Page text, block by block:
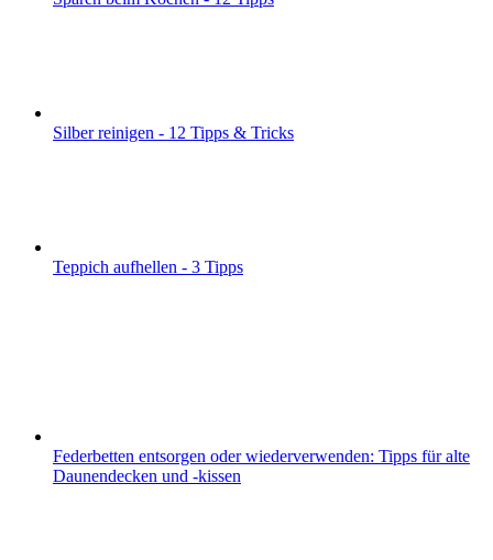
Silber reinigen - 12 Tipps & Tricks
Teppich aufhellen - 3 Tipps
Federbetten entsorgen oder wiederverwenden: Tipps für alte
Daunendecken und -kissen